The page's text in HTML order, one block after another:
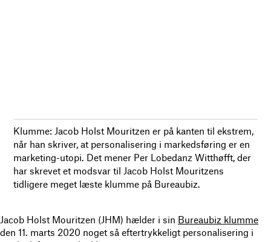
Klumme: Jacob Holst Mouritzen er på kanten til ekstrem,
når han skriver, at personalisering i markedsføring er en
marketing-utopi. Det mener Per Lobedanz Witthøfft, der
har skrevet et modsvar til Jacob Holst Mouritzens
tidligere meget læste klumme på Bureaubiz.
Jacob Holst Mouritzen (JHM) hælder i sin Bureaubiz klumme
den 11. marts 2020 noget så eftertrykkeligt personalisering i